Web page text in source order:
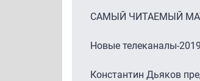
САМЫЙ ЧИТАЕМЫЙ
Новые телеканалы-
Константин Дьяков